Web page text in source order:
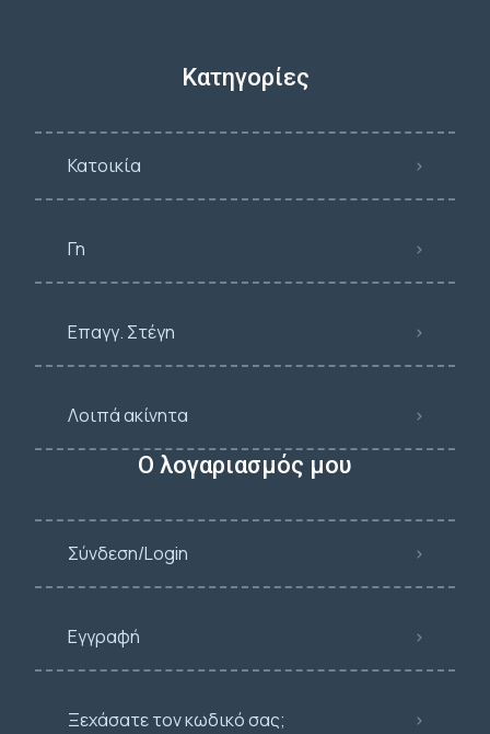
Κατηγορίες
Κατοικία
Γη
Επαγγ. Στέγη
Λοιπά ακίνητα
Ο λογαριασμός μου
Σύνδεση/Login
Εγγραφή
Ξεχάσατε τον κωδικό σας;